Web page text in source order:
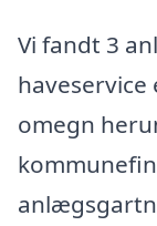
Vi fandt 3
haveservice
omegn